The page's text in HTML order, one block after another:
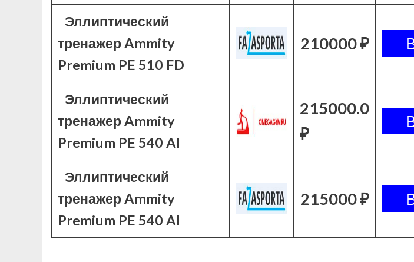
Эллиптический
тренажер Ammity
Premium PE 510 FD
210000 ₽
Эллиптический
тренажер Ammity
Premium PE 540 AI
215000.0
₽
Эллиптический
тренажер Ammity
Premium PE 540 AI
215000 ₽